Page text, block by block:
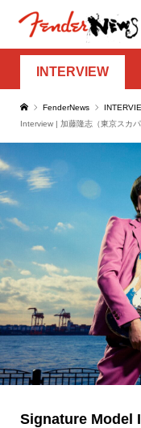
INTERVIEW
FenderNews
Interview | 加藤隆志（東京スカ
Signature Model